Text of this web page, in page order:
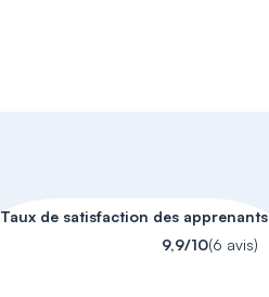
Taux de satisfaction des apprenants
9,9/10(6 avis)